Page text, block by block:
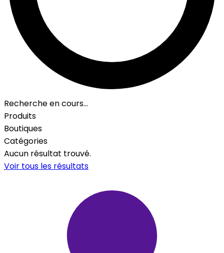
Recherche en cours…
Produits
Boutiques
Catégories
Aucun résultat trouvé.
Voir tous les résultats